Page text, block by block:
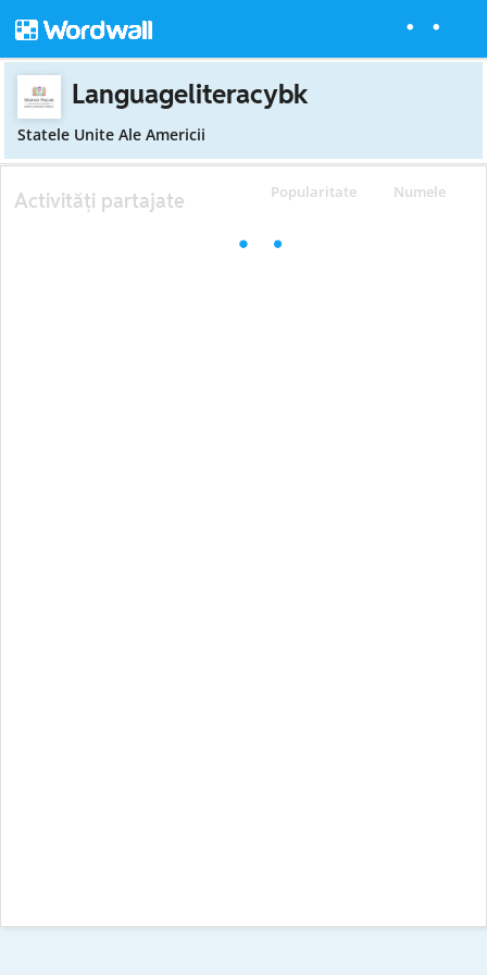
Languageliteracybk
Statele Unite Ale Americii
Popularitate Numele
Activități partajate